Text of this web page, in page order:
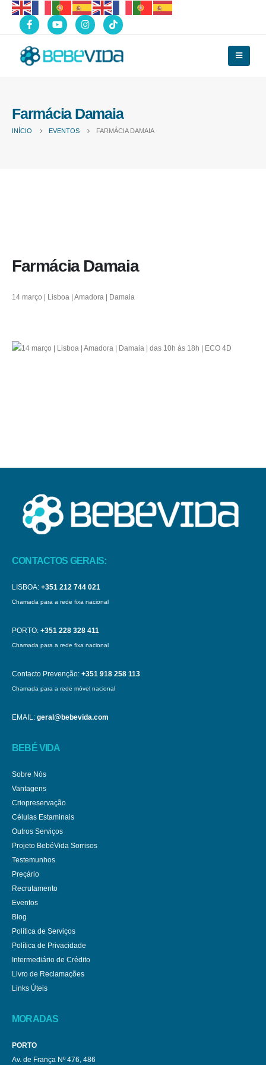
Farmácia Damaia
INÍCIO EVENTOS FARMÁCIA DAMAIA
Farmácia Damaia
14 março | Lisboa | Amadora | Damaia
CONTACTOS GERAIS:
LISBOA: +351 212 744 021
Chamada para a rede fixa nacional
PORTO: +351 228 328 411
Chamada para a rede fixa nacional
Contacto Prevenção: +351 918 258 113
Chamada para a rede móvel nacional
EMAIL: geral@bebevida.com
BEBÉ VIDA
Sobre Nós
Vantagens
Criopreservação
Células Estaminais
Outros Serviços
Projeto BebéVida Sorrisos
Testemunhos
Preçário
Recrutamento
Eventos
Blog
Política de Serviços
Política de Privacidade
Intermediário de Crédito
Livro de Reclamações
Links Úteis
MORADAS
PORTO
Av. de França Nº 476, 486